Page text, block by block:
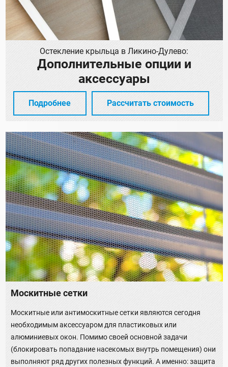
Остекление крыльца в Ликино-Дулево:
Дополнительные опции и
аксессуары
Подробнее Рассчитать стоимость
Москитные сетки
Москитные или антимоскитные сетки являются сегодня
необходимым аксессуаром для пластиковых или
алюминиевых окон. Помимо своей основной задачи
(блокировать попадание насекомых внутрь помещения) они
выполняют ряд других полезных функций. А именно: защита